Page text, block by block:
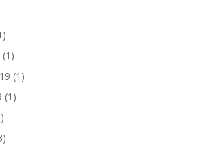
(1)
(1)
(1)